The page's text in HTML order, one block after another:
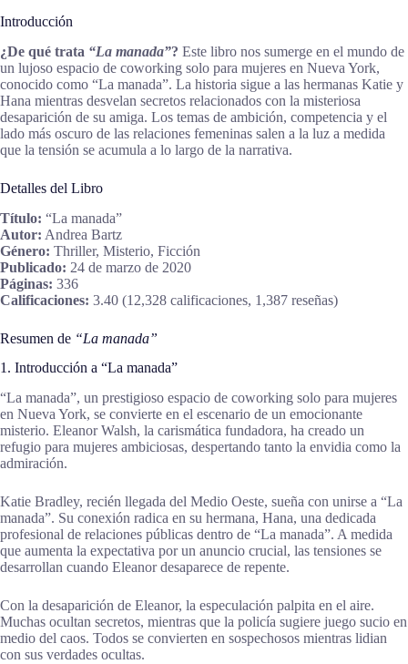
Introducción
¿De qué trata “La manada”? Este libro nos sumerge en el mundo de
un lujoso espacio de coworking solo para mujeres en Nueva York,
conocido como “La manada”. La historia sigue a las hermanas Katie y
Hana mientras desvelan secretos relacionados con la misteriosa
desaparición de su amiga. Los temas de ambición, competencia y el
lado más oscuro de las relaciones femeninas salen a la luz a medida
que la tensión se acumula a lo largo de la narrativa.
Detalles del Libro
Título: “La manada”
Autor: Andrea Bartz
Género: Thriller, Misterio, Ficción
Publicado: 24 de marzo de 2020
Páginas: 336
Calificaciones: 3.40 (12,328 calificaciones, 1,387 reseñas)
Resumen de “La manada”
1. Introducción a “La manada”
“La manada”, un prestigioso espacio de coworking solo para mujeres
en Nueva York, se convierte en el escenario de un emocionante
misterio. Eleanor Walsh, la carismática fundadora, ha creado un
refugio para mujeres ambiciosas, despertando tanto la envidia como la
admiración.
Katie Bradley, recién llegada del Medio Oeste, sueña con unirse a “La
manada”. Su conexión radica en su hermana, Hana, una dedicada
profesional de relaciones públicas dentro de “La manada”. A medida
que aumenta la expectativa por un anuncio crucial, las tensiones se
desarrollan cuando Eleanor desaparece de repente.
Con la desaparición de Eleanor, la especulación palpita en el aire.
Muchas ocultan secretos, mientras que la policía sugiere juego sucio en
medio del caos. Todos se convierten en sospechosos mientras lidian
con sus verdades ocultas.